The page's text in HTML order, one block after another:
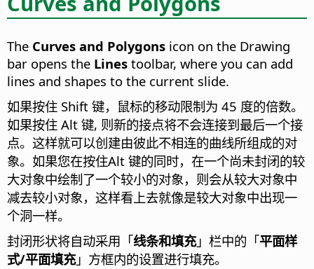
The Curves and Polygons icon on the Drawing
bar opens the Lines toolbar, where you can add
lines and shapes to the current slide.
如果按住 Shift 键，鼠标的移动限制为 45 度的倍数。
如果按住 Alt 键, 则新的接点将不会连接到最后一个接
点。这样就可以创建由彼此不相连的曲线所组成的对
象。如果您在按住Alt 键的同时，在一个尚未封闭的较
大对象中绘制了一个较小的对象，则会从较大对象中
减去较小对象，这样看上去就像是较大对象中出现一
个洞一样。
封闭形状将自动采用「线条和填充」栏中的「平面样
式/平面填充」方框内的设置进行填充。